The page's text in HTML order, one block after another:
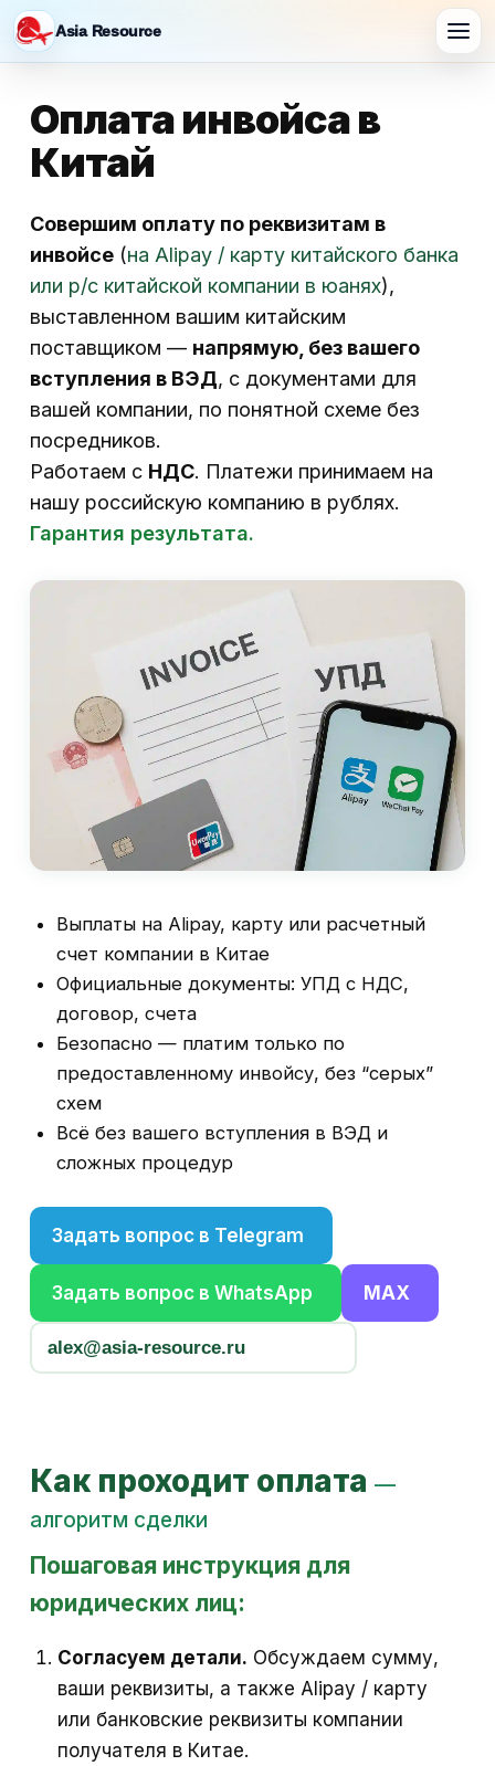
Asia Resource
Оплата инвойса в
Китай
Совершим оплату по реквизитам в
инвойсе(на Alipay / карту китайского банка
или р/с китайской компании в юанях),
выставленном вашим китайским
поставщиком — напрямую, без вашего
вступления в ВЭД, с документами для
вашей компании, по понятной схеме без
посредников.
Работаем с НДС. Платежи принимаем на
нашу российскую компанию в рублях.
Гарантия результата.
Выплаты на Alipay, карту или расчетный
счет компании в Китае
Официальные документы: УПД с НДС,
договор, счета
Безопасно — платим только по
предоставленному инвойсу, без “серых”
схем
Всё без вашего вступления в ВЭД и
сложных процедур
Задать вопрос в Telegram
Задать вопрос в WhatsApp MAX
alex@asia-resource.ru
Как проходит оплата —
алгоритм сделки
Пошаговая инструкция для
юридических лиц:
Согласуем детали. Обсуждаем сумму,
ваши реквизиты, а также Alipay / карту
или банковские реквизиты компании
получателя в Китае.